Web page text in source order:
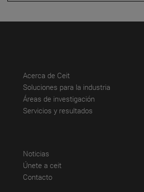
Acerca de Ceit(abre en nueva ventana)
Soluciones para la industria
Áreas de investigación
Servicios y resultados
Noticias
Únete a ceit(abre en nueva ventana)
Contacto(abre en nueva ventana)